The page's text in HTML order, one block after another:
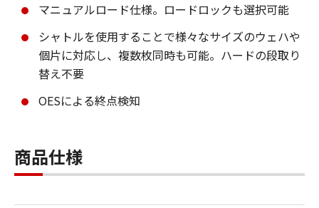
マニュアルロード仕様。ロードロックも選択可能
シャトルを使用することで様々なサイズのウェハや
個片に対応し、複数枚同時も可能。ハードの段取り
替え不要
OESによる終点検知
商品仕様